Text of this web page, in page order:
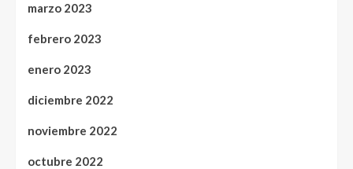
marzo 2023
febrero 2023
enero 2023
diciembre 2022
noviembre 2022
octubre 2022